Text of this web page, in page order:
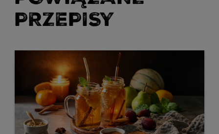
PRZEPISY